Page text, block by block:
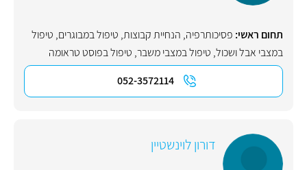
תחום ראשי: פסיכותרפיה, הנחיית קבוצות, טיפול במבוגרים, טיפול
במצבי אבל ושכול, טיפול במצבי משבר, טיפול בפוסט טראומה
052-3572114
דורון לוינשטיין